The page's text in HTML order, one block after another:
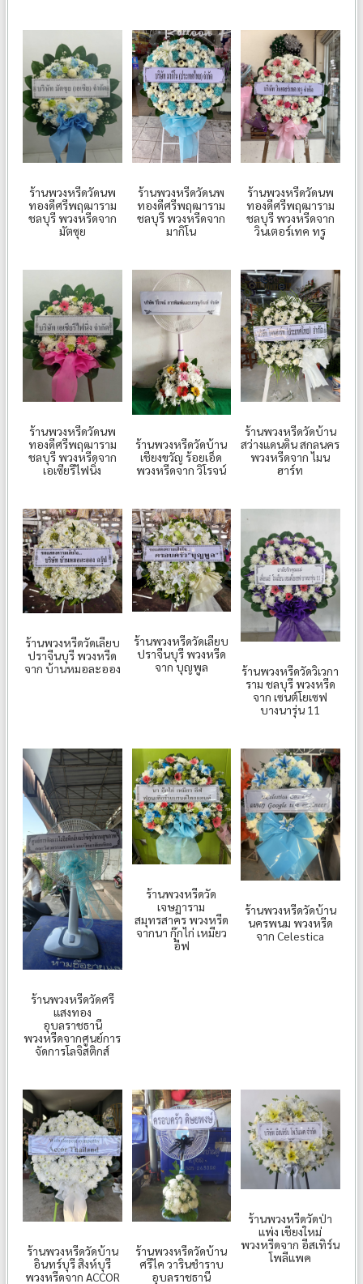
ร้านพวงหรีดวัดนพ
ทองดีศรีพฤฒาราม
ชลบุรี พวงหรีดจาก
มัตซุย
ร้านพวงหรีดวัดนพ
ทองดีศรีพฤฒาราม
ชลบุรี พวงหรีดจาก
มากิโน
ร้านพวงหรีดวัดนพ
ทองดีศรีพฤฒาราม
ชลบุรี พวงหรีดจาก
วินเตอร์เทค ทรู
ร้านพวงหรีดวัดนพ
ทองดีศรีพฤฒาราม
ชลบุรี พวงหรีดจาก
เอเซียรีไฟนิ่ง
ร้านพวงหรีดวัดบ้าน
เชียงขวัญ ร้อยเอ็ด
พวงหรีดจาก วิโรจน์
ร้านพวงหรีดวัดบ้าน
สว่างแดนดิน สกลนคร
พวงหรีดจาก ไมน
ฮาร์ท
ร้านพวงหรีดวัดเลียบ
ปราจีนบุรี พวงหรีด
จาก บ้านหมอละออง
ร้านพวงหรีดวัดเลียบ
ปราจีนบุรี พวงหรีด
จาก บุญพูล
ร้านพวงหรีดวัดวิเวกา
ราม ชลบุรี พวงหรีด
จาก เซนต์โยเซฟ
บางนารุ่น 11
ร้านพวงหรีดวัดศรี
แสงทอง
อุบลราชธานี
พวงหรีดจากศูนย์การ
จัดการโลจิสติกส์
ร้านพวงหรีดวัด
เจษฏาราม
สมุทรสาคร พวงหรีด
จากนา กุ๊กไก่ เหมียว
อีฟ
ร้านพวงหรีดวัดบ้าน
นครพนม พวงหรีด
จาก Celestica
ร้านพวงหรีดวัดบ้าน
อินทร์บุรี สิงห์บุรี
พวงหรีดจาก ACCOR
ร้านพวงหรีดวัดบ้าน
ศรีไค วารินชำราบ
อุบลราชธานี
ร้านพวงหรีดวัดป่า
แพ่ง เชียงใหม่
พวงหรีดจาก อีสเทิร์น
โพลีแพค